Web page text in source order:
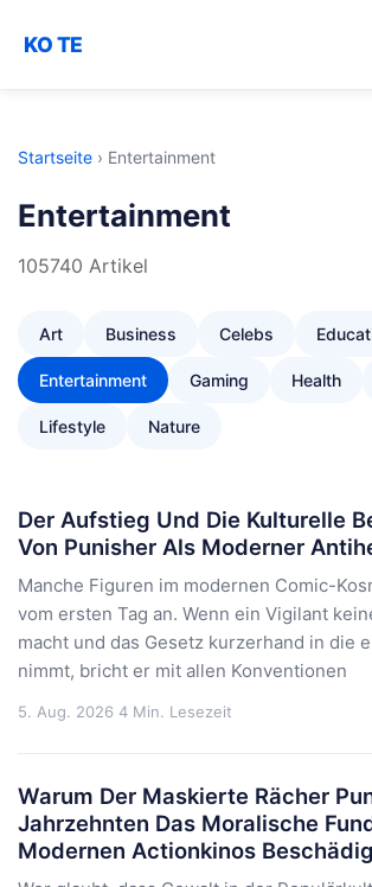
KO TE
Startseite › Entertainment
Entertainment
105740 Artikel
Art Business Celebs
Entertainment Gaming Health
Lifestyle Nature
Der Aufstieg Und Die Kulturelle
Von Punisher Als Moderner
Manche Figuren im modernen Comic-
vom ersten Tag an. Wenn ein Vigilant
macht und das Gesetz kurzerhand in die
nimmt, bricht er mit allen Konventionen
5. Aug. 2026 4 Min. Lesezeit
Warum Der Maskierte Rächer
Jahrzehnten Das Moralische
Modernen Actionkinos